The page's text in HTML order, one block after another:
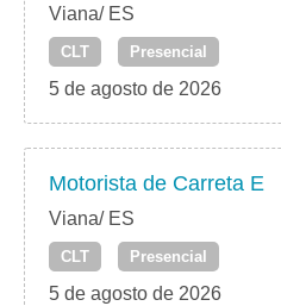
Viana/ ES
CLT Presencial
5 de agosto de 2026
Motorista de Carreta E
Viana/ ES
CLT Presencial
5 de agosto de 2026